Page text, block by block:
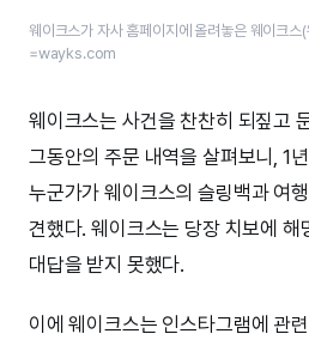
웨이크스가 자사 홈페이지에 올려놓은 웨이크스
=wayks.com
웨이크스는 사건을 찬찬히 되짚고
그동안의 주문 내역을 살펴보니, 1
누군가가 웨이크스의 슬링백과 여
견했다. 웨이크스는 당장 치보에 해
대답을 받지 못했다.
이에 웨이크스는 인스타그램에 관